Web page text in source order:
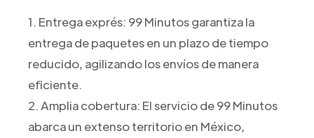
1. Entrega exprés: 99 Minutos garantiza la
entrega de paquetes en un plazo de tiempo
reducido, agilizando los envíos de manera
eficiente.
2. Amplia cobertura: El servicio de 99 Minutos
abarca un extenso territorio en México,